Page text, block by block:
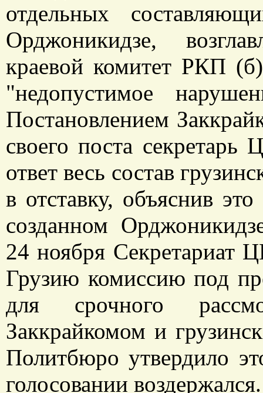
отдельных
Орджоникидзе,
краевой комитет РКП
"недопустимое
Постановлением
своего поста
ответ весь состав
в отставку, объяснив
созданном
24 ноября Секретариат
Грузию комиссию под
для срочного
Заккрайкомом и
Политбюро утвердило
голосовании воздержался.